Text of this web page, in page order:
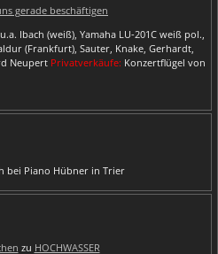
u.a. Ibach (weiß), Yamaha LU-201C weiß pol.,
(Frankfurt), Sauter, Knake, Gerhardt,
Neupert Privatverkäufe: Konzertflügel von
bei Piano Hübner in Trier
zu HOCHWASSER